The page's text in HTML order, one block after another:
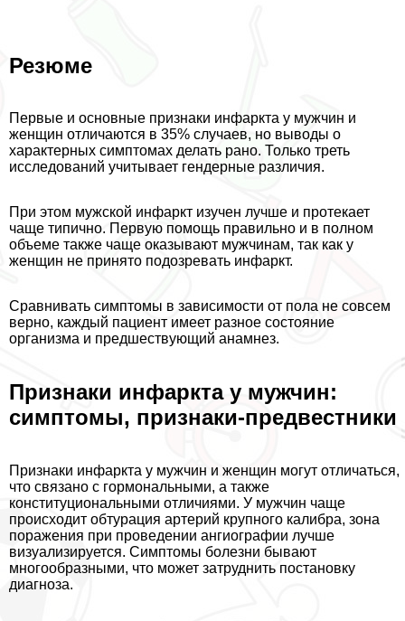
Резюме
Первые и основные признаки инфаркта у мужчин и
женщин отличаются в 35% случаев, но выводы о
хаpaктерных симптомах делать рано. Только треть
исследований учитывает гендерные различия.
При этом мужской инфаркт изучен лучше и протекает
чаще типично. Первую помощь правильно и в полном
объеме также чаще оказывают мужчинам, так как у
женщин не принято подозревать инфаркт.
Сравнивать симптомы в зависимости от пола не совсем
верно, каждый пациент имеет разное состояние
организма и предшествующий анамнез.
Признаки инфаркта у мужчин:
симптомы, признаки-предвестники
Признаки инфаркта у мужчин и женщин могут отличаться,
что связано с гормональными, а также
конституциональными отличиями. У мужчин чаще
происходит обтурация артерий крупного калибра, зона
поражения при проведении ангиографии лучше
визуализируется. Симптомы болезни бывают
многообразными, что может затруднить постановку
диагноза.